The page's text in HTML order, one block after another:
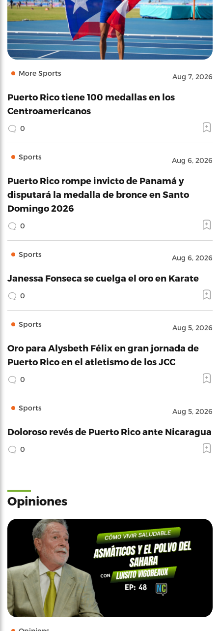
More Sports Aug 7, 2026
Puerto Rico tiene 100 medallas en los
Centroamericanos
0
Sports Aug 6, 2026
Puerto Rico rompe invicto de Panamá y
disputará la medalla de bronce en Santo
Domingo 2026
0
Sports Aug 6, 2026
Janessa Fonseca se cuelga el oro en Karate
0
Sports Aug 5, 2026
Oro para Alysbeth Félix en gran jornada de
Puerto Rico en el atletismo de los JCC
0
Sports Aug 5, 2026
Doloroso revés de Puerto Rico ante Nicaragua
0
Opiniones